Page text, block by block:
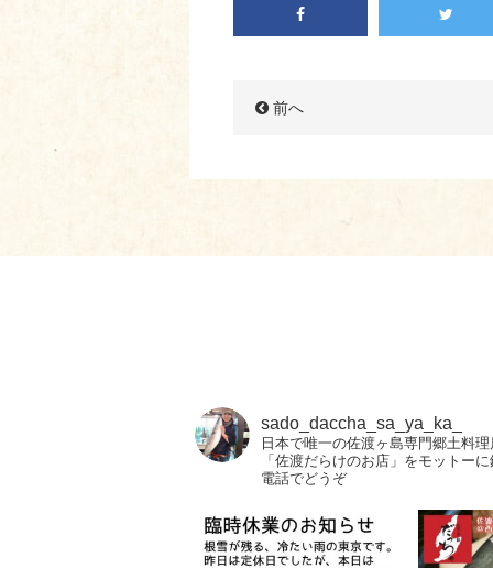
前へ
sado_daccha_sa_ya_ka_
日本で唯一の佐渡ヶ島専門郷土料
「佐渡だらけのお店」をモットー
電話でどうぞ